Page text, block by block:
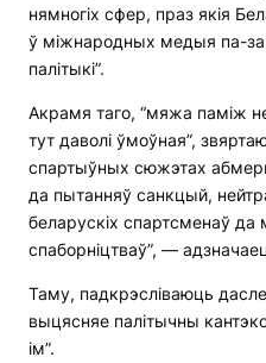
нямногіх сфер, праз якія
ў міжнародных медыя па-за
палітыкі”.
Акрамя таго, “мяжа паміж
тут даволі ўмоўная”,
спартыўных сюжэтах
да пытанняў санкцый,
беларускіх спартсменаў
спаборніцтваў”, —
Таму, падкрэсліваюць
выцясняе палітычны
ім”.